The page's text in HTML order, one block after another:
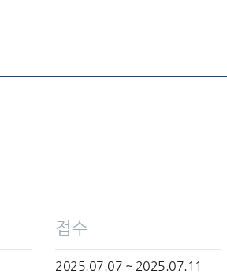
접수
2025.07.07 ~ 2025.07.11